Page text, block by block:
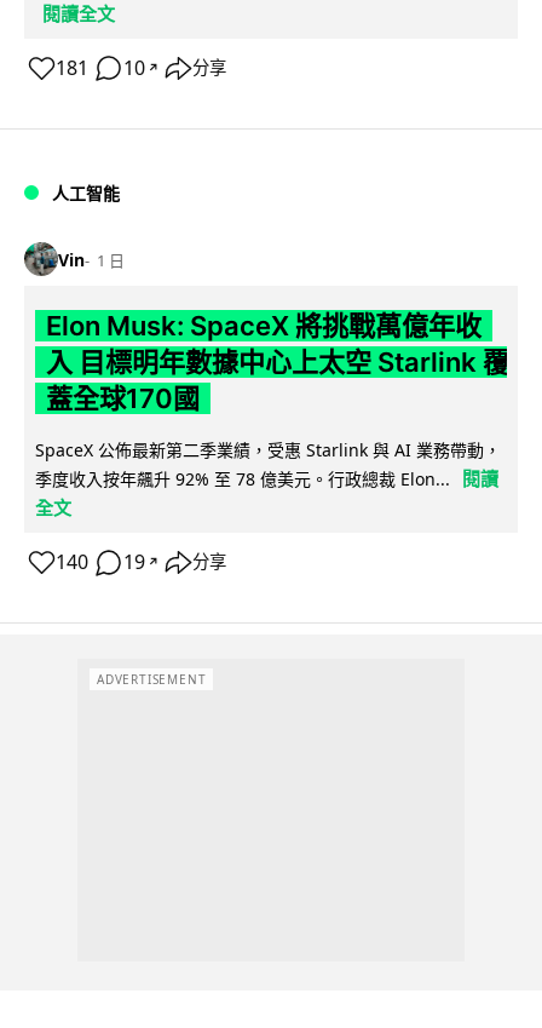
閱讀全文
181 10 ↗ 分享
人工智能
Vin 1 日
Elon Musk: SpaceX 將挑戰萬億年收
入 目標明年數據中心上太空 Starlink 覆
蓋全球170國
SpaceX 公佈最新第二季業績，受惠 Starlink 與 AI 業務帶動，
季度收入按年飆升 92% 至 78 億美元。行政總裁 Elon...
閱讀
全文
140 19 ↗ 分享
ADVERTISEMENT